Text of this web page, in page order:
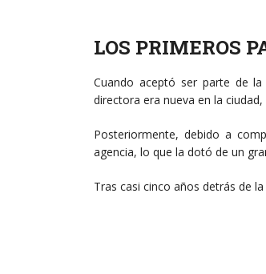
LOS PRIMEROS
Cuando aceptó ser parte de
directora era nueva en la
Posteriormente, debido a
agencia, lo que la dotó de un
Tras casi cinco años detrás de